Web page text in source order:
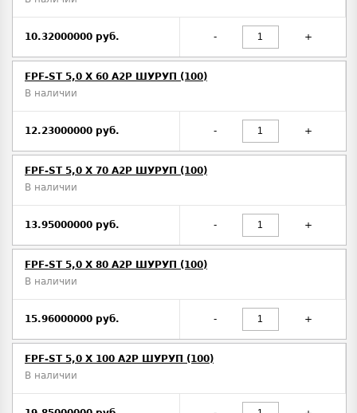
10.32000000 руб. - +
FPF-ST 5,0 X 60 A2P ШУРУП (100)
В наличии
12.23000000 руб. - +
FPF-ST 5,0 X 70 A2P ШУРУП (100)
В наличии
13.95000000 руб. - +
FPF-ST 5,0 X 80 A2P ШУРУП (100)
В наличии
15.96000000 руб. - +
FPF-ST 5,0 X 100 A2P ШУРУП (100)
В наличии